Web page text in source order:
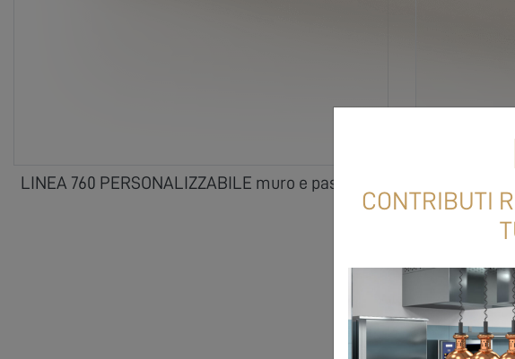
LINEA 760 PERSONALIZZABILE muro e passante
CONTRIBUTI